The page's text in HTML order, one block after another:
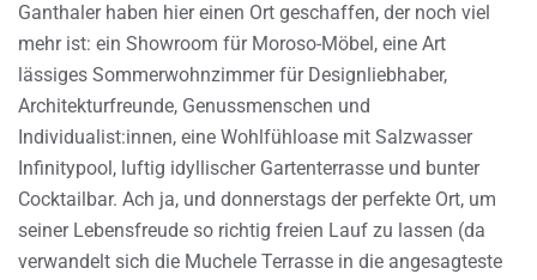
Ganthaler haben hier einen Ort geschaffen, der noch viel
mehr ist: ein Showroom für Moroso-Möbel, eine Art
lässiges Sommerwohnzimmer für Designliebhaber,
Architekturfreunde, Genussmenschen und
Individualist:innen, eine Wohlfühloase mit Salzwasser
Infinitypool, luftig idyllischer Gartenterrasse und bunter
Cocktailbar. Ach ja, und donnerstags der perfekte Ort, um
seiner Lebensfreude so richtig freien Lauf zu lassen (da
verwandelt sich die Muchele Terrasse in die angesagteste